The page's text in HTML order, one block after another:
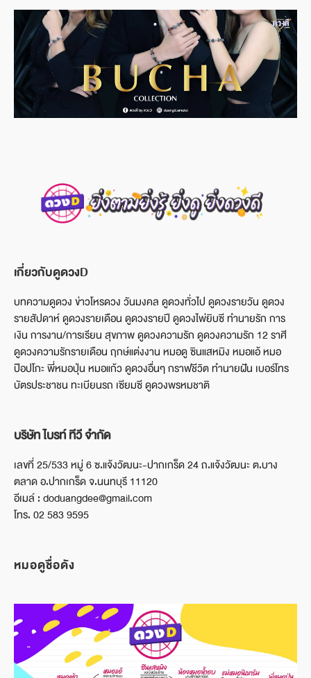
เกี่ยวกับดูดวงD
บทความดูดวง ข่าวโหรดวง วันมงคล ดูดวงทั่วไป ดูดวงรายวัน ดูดวง
รายสัปดาห์ ดูดวงรายเดือน ดูดวงรายปี ดูดวงไพ่ยิบซี ทำนายรัก การ
เงิน การงาน/การเรียน สุขภาพ ดูดวงความรัก ดูดวงความรัก 12 ราศี
ดูดวงความรักรายเดือน ฤกษ์แต่งงาน หมอดู ซินแสหมิง หมอแอ้ หมอ
ป๊อปโกะ พี่หมอปุ่น หมอแก้ว ดูดวงอื่นๆ กราฟชีวิต ทำนายฝัน เบอร์โทร
บัตรประชาชน ทะเบียนรถ เซียมซี ดูดวงพรหมชาติ
บริษัท ไบรท์ ทีวี จำกัด
เลขที่ 25/533 หมู่ 6 ซ.แจ้งวัฒนะ-ปากเกร็ด 24 ถ.แจ้งวัฒนะ ต.บาง
ตลาด อ.ปากเกร็ด จ.นนทบุรี 11120
อีเมล์ : doduangdee@gmail.com
โทร. 02 583 9595
หมอดูชื่อดัง